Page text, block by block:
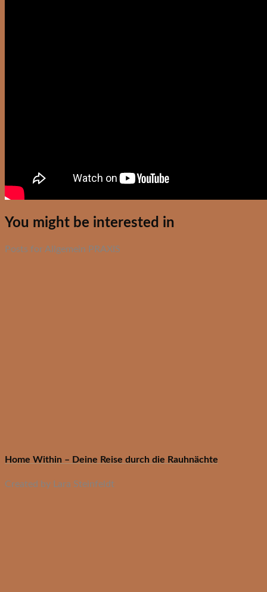
You might be interested in
Posts for Allgemein PRAXIS
Home Within – Deine Reise durch die Rauhnächte
Created by Lara Steinfeldt